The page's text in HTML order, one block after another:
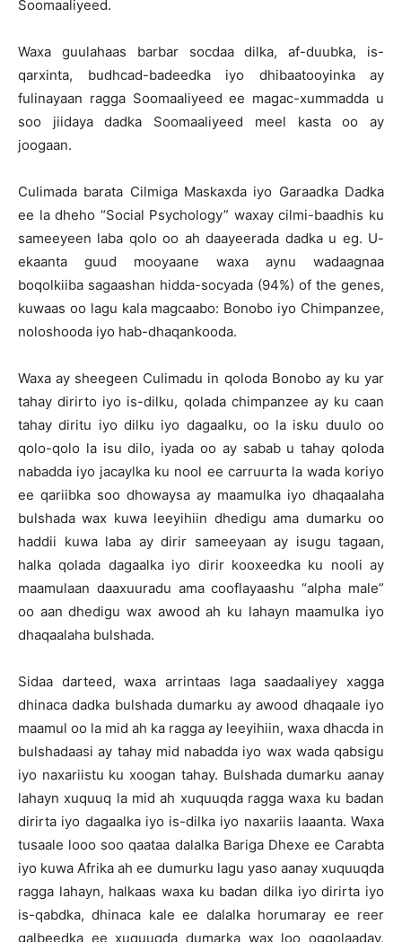
Soomaaliyeed.
Waxa guulahaas barbar socdaa dilka, af-duubka, is-
qarxinta, budhcad-badeedka iyo dhibaatooyinka ay
fulinayaan ragga Soomaaliyeed ee magac-xummadda u
soo jiidaya dadka Soomaaliyeed meel kasta oo ay
joogaan.
Culimada barata Cilmiga Maskaxda iyo Garaadka Dadka
ee la dheho “Social Psychology” waxay cilmi-baadhis ku
sameeyeen laba qolo oo ah daayeerada dadka u eg. U-
ekaanta guud mooyaane waxa aynu wadaagnaa
boqolkiiba sagaashan hidda-socyada (94%) of the genes,
kuwaas oo lagu kala magcaabo: Bonobo iyo Chimpanzee,
noloshooda iyo hab-dhaqankooda.
Waxa ay sheegeen Culimadu in qoloda Bonobo ay ku yar
tahay dirirto iyo is-dilku, qolada chimpanzee ay ku caan
tahay diritu iyo dilku iyo dagaalku, oo la isku duulo oo
qolo-qolo la isu dilo, iyada oo ay sabab u tahay qoloda
nabadda iyo jacaylka ku nool ee carruurta la wada koriyo
ee qariibka soo dhowaysa ay maamulka iyo dhaqaalaha
bulshada wax kuwa leeyihiin dhedigu ama dumarku oo
haddii kuwa laba ay dirir sameeyaan ay isugu tagaan,
halka qolada dagaalka iyo dirir kooxeedka ku nooli ay
maamulaan daaxuuradu ama cooflayaashu “alpha male”
oo aan dhedigu wax awood ah ku lahayn maamulka iyo
dhaqaalaha bulshada.
Sidaa darteed, waxa arrintaas laga saadaaliyey xagga
dhinaca dadka bulshada dumarku ay awood dhaqaale iyo
maamul oo la mid ah ka ragga ay leeyihiin, waxa dhacda in
bulshadaasi ay tahay mid nabadda iyo wax wada qabsigu
iyo naxariistu ku xoogan tahay. Bulshada dumarku aanay
lahayn xuquuq la mid ah xuquuqda ragga waxa ku badan
dirirta iyo dagaalka iyo is-dilka iyo naxariis laaanta. Waxa
tusaale looo soo qaataa dalalka Bariga Dhexe ee Carabta
iyo kuwa Afrika ah ee dumurku lagu yaso aanay xuquuqda
ragga lahayn, halkaas waxa ku badan dilka iyo dirirta iyo
is-qabdka, dhinaca kale ee dalalka horumaray ee reer
galbeedka ee xuquuqda dumarka wax loo oggolaaday,